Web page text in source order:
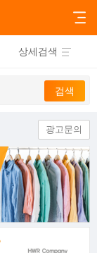
상세검색
광고문의